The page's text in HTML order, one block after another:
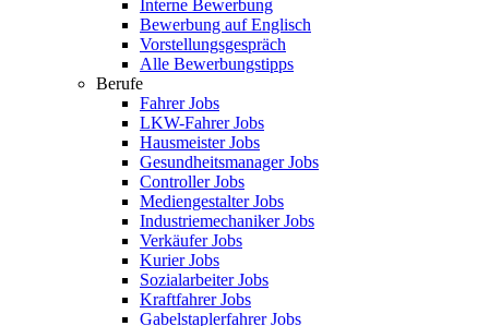
Interne Bewerbung
Bewerbung auf Englisch
Vorstellungsgespräch
Alle Bewerbungstipps
Berufe
Fahrer Jobs
LKW-Fahrer Jobs
Hausmeister Jobs
Gesundheitsmanager Jobs
Controller Jobs
Mediengestalter Jobs
Industriemechaniker Jobs
Verkäufer Jobs
Kurier Jobs
Sozialarbeiter Jobs
Kraftfahrer Jobs
Gabelstaplerfahrer Jobs